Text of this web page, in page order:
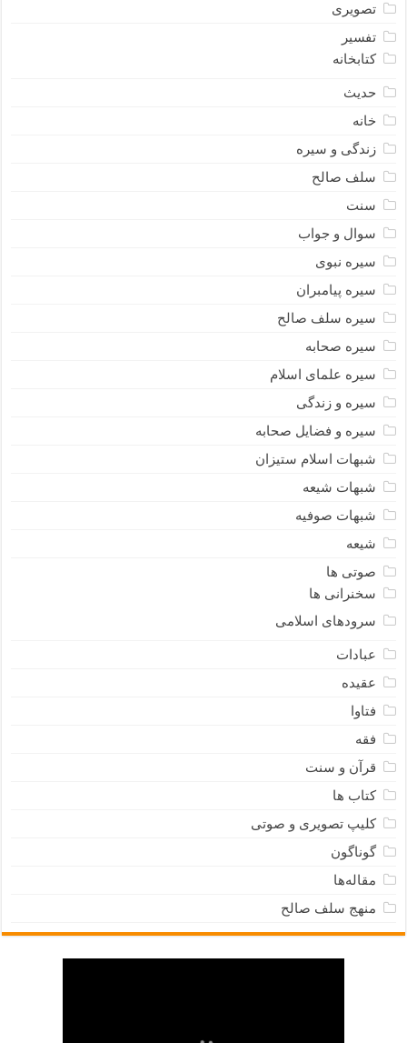
تصویری
تفسیر
کتابخانه
حدیث
خانه
زندگی و سیره
سلف صالح
سنت
سوال و جواب
سیره نبوى
سیره پیامبران
سیره سلف صالح
سیره صحابه
سیره علمای اسلام
سیره و زندگی
سیره و فضایل صحابه
شبهات اسلام ستیزان
شبهات شیعه
شبهات صوفیه
شیعه
صوتی ها
سخنرانی ها
سرودهای اسلامی
عبادات
عقیده
فتاوا
فقه
قرآن و سنت
کتاب ها
کلیپ تصویری و صوتی
گوناگون
مقاله‌ها
منهج سلف صالح